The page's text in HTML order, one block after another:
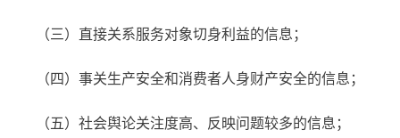
（三）直接关系服务对象切身利益的信息；
（四）事关生产安全和消费者人身财产安全的信息；
（五）社会舆论关注度高、反映问题较多的信息；